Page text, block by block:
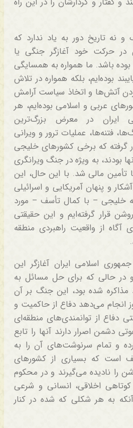
و نه تاریخ دور به یاد ندارد که
در حرکت خود آغازگر جنگی یا
باشد. ما همواره به همسایگی
بوده‌ایم، بلکه همواره در تلاش
آتش‌ها و اتخاذ سیاست آرامش
عربی و اسلامی بوده‌ایم، هر
ایران در معرض بزرگ‌ترین
فتنه‌ها، عملیات ترور و ویرانی
گرفته که برخی کشورهای خلیجی
بودند، به ویژه در جنگ ویرانگری
تأمین مالی شد. با این حال، این
و پنهان آمریکایی و اسرائیلی
خلیجی – با کمال تأسف – مورد
قرار گرفته‌ایم و این حقیقتی
از واقعیت راهبردی منطقه
اسلامی ایران آغازگر این
در حالی که برای حل مسائل به
مذاکره شده بود، این جنگ بر آن
انجام می‌دهد دفاع از حاکمیت و
دفاع از توانمندی‌های منطقه‌ای
دشمن اصرار دارند آنها را تابع
و تمام سرنوشت‌های آن را به
است که بسیاری از کشورهای
را نادیده می‌گیرند و در محکوم
اخلاقی، انسانی و شرعی
به هر شکلی که شده در کنار